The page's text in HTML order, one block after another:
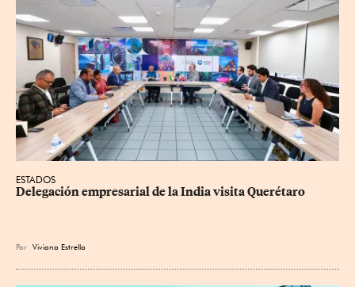
ESTADOS
Delegación empresarial de la India visita Querétaro
Por Viviana Estrella